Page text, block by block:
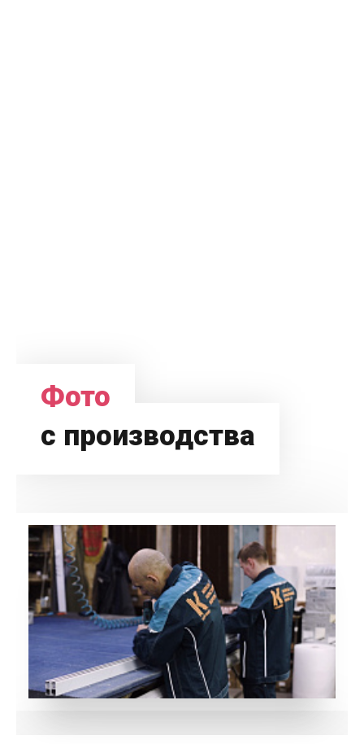
Фото
с производства